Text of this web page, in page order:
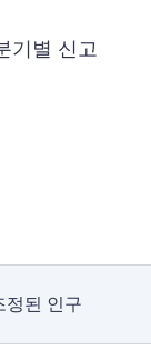
기별 신고
정된 인구